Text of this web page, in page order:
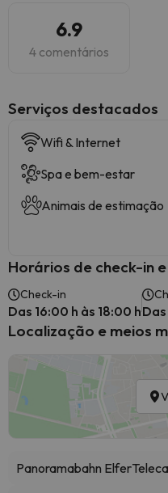
6.9
4 comentários
Serviços destacados
Wifi & Internet
Spa e bem-estar
Animais de estimação
Horários de check-in
Check-in
Das 16:00 h às 18:00 h
Localização e meios
Panoramabahn Elfer